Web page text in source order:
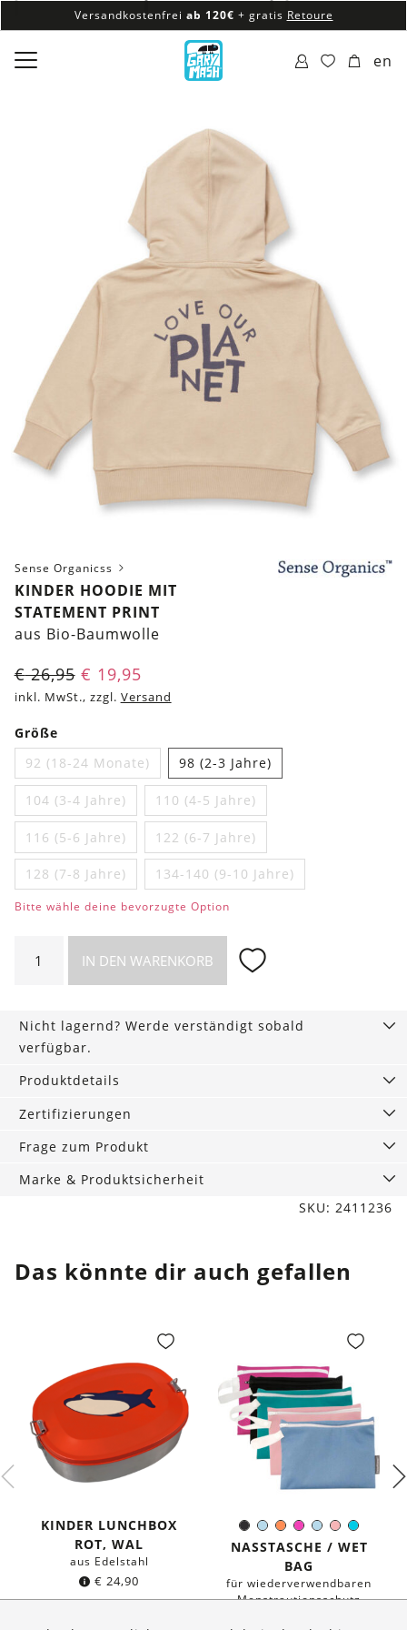
Versandkostenfrei ab 120€ + gratis Retoure
100% veganes & fair produziertes Sortiment
Versandkostenfrei ab 120€
en
Sense Organicss
KINDER HOODIE MIT
STATEMENT PRINT
aus Bio-Baumwolle
€26,95 € 19,95
inkl. MwSt., zzgl. Versand
Größe
92 (18-24 Monate)
98 (2-3 Jahre)
104 (3-4 Jahre) 110 (4-5 Jahre)
116 (5-6 Jahre) 122 (6-7 Jahre)
128 (7-8 Jahre) 134-140 (9-10 Jahre)
Bitte wähle deine bevorzugte Option
Hoodie
Print
Menge
IN DEN WARENKORB
Nicht lagernd? Werde verständigt sobald
verfügbar.
Produktdetails
Zertifizierungen
Frage zum Produkt
Marke & Produktsicherheit
SKU: 2411236
Das könnte dir auch gefallen
KINDER LUNCHBOX
ROT, WAL
aus Edelstahl
€ 24,90
Schwarz
Hellblau
Orange
PinkHellblau
RosaTürkis
Farbe:
NASSTASCHE / WET
BAG
für wiederverwendbaren
Menstrautionsschutz